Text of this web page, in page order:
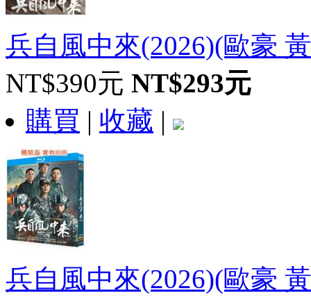
兵自風中來(2026)(歐豪
NT$390元 NT$293元
購買 | 收藏 |
兵自風中來(2026)(歐豪